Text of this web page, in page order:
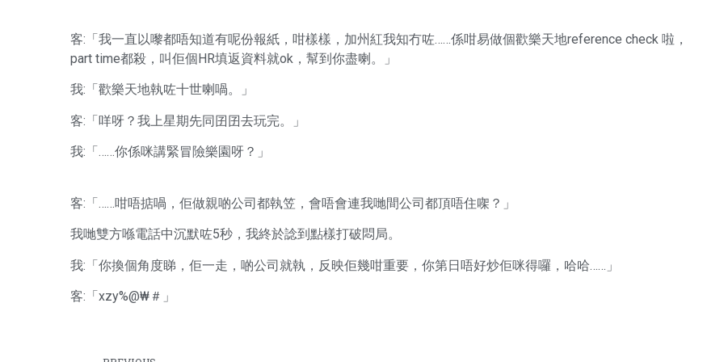
客:「我一直以嚟都唔知道有呢份報紙，咁樣樣，加州紅我知冇咗……係咁易做個歡樂天地reference check 啦，
part time都殺，叫佢個HR填返資料就ok，幫到你盡喇。」
我:「歡樂天地執咗十世喇喎。」
客:「咩呀？我上星期先同囝囝去玩完。」
我:「……你係咪講緊冒險樂園呀？」
客:「……咁唔掂喎，佢做親啲公司都執笠，會唔會連我哋間公司都頂唔住㗎？」
我哋雙方喺電話中沉默咗5秒，我終於諗到點樣打破悶局。
我:「你換個角度睇，佢一走，啲公司就執，反映佢幾咁重要，你第日唔好炒佢咪得囉，哈哈……」
客:「xzy%@₩＃」